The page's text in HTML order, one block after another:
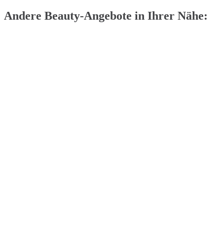
Andere Beauty-Angebote in Ihrer Nähe: